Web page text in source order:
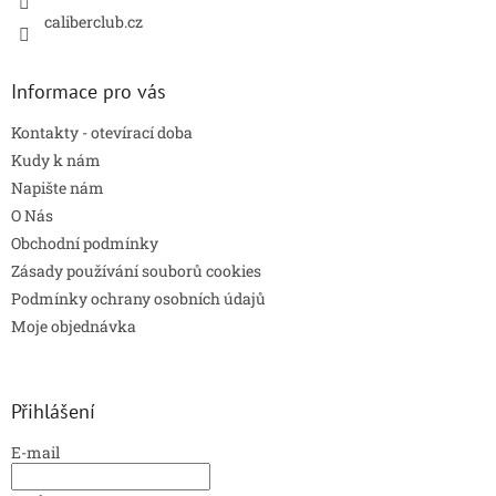
caliberclub.cz
Informace pro vás
Kontakty - otevírací doba
Kudy k nám
Napište nám
O Nás
Obchodní podmínky
Zásady používání souborů cookies
Podmínky ochrany osobních údajů
Moje objednávka
Přihlášení
E-mail